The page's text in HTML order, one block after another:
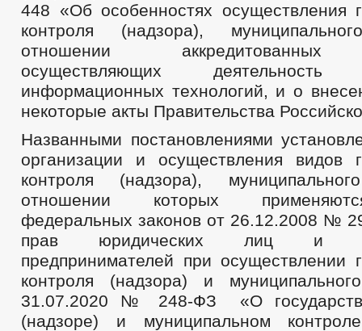
448 «Об особенностях осуществления
контроля (надзора),
отношении аккредитованных
осуществляющих
информационных технологий, и о
некоторые акты Правительства
Названными постановлениями
организации и осуществления видов
контроля (надзора),
отношении которых
федеральных законов от 26.12.2008 №
прав юридических лиц и
предпринимателей при осуществлении
контроля (надзора) и
31.07.2020 № 248-ФЗ «О
(надзоре) и муниципальном